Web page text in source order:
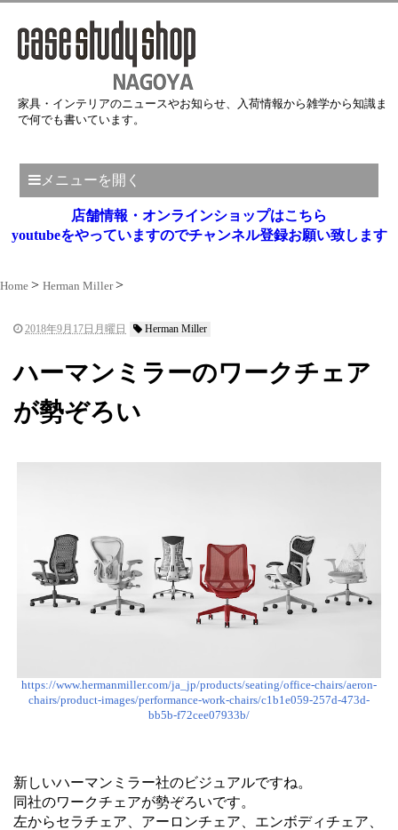
家具・インテリアのニュースやお知らせ、入荷情報から雑学から知識ま
で何でも書いています。
メニューを開く
店舗情報・オンラインショップはこちら
youtubeをやっていますのでチャンネル登録お願い致します
Home Herman Miller
2018年9月17日月曜日 Herman Miller
ハーマンミラーのワークチェア
が勢ぞろい
https://www.hermanmiller.com/ja_jp/products/seating/office-chairs/aeron-
chairs/product-images/performance-work-chairs/c1b1e059-257d-473d-
bb5b-f72cee07933b/
新しいハーマンミラー社のビジュアルですね。
同社のワークチェアが勢ぞろいです。
左からセラチェア、アーロンチェア、エンボディチェア、